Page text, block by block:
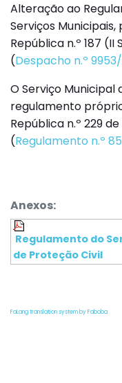
Alteração ao
Serviços
República n.º 187
(Despacho n.º
O Serviço
regulamento
República n.º 229
(Regulamento n.º
Anexos:
Regulamento do
de Proteção Civil
FaLang translation system by Faboba